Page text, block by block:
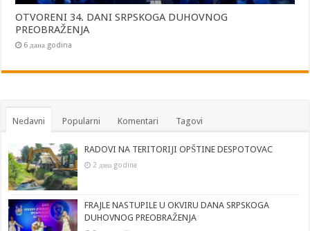
OTVORENI 34. DANI SRPSKOGA DUHOVNOG
PREOBRAŽENJA
6 дана godina
Nedavni Popularni Komentari Tagovi
RADOVI NA TERITORIJI OPŠTINE DESPOTOVAC
2 дана godina
FRAJLE NASTUPILE U OKVIRU DANA SRPSKOGA
DUHOVNOG PREOBRAŽENJA